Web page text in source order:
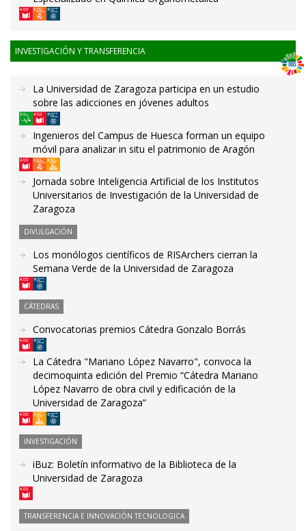
INVESTIGACIÓN Y TRANSFERENCIA
La Universidad de Zaragoza participa en un estudio
sobre las adicciones en jóvenes adultos
Ingenieros del Campus de Huesca forman un equipo
móvil para analizar in situ el patrimonio de Aragón
Jornada sobre Inteligencia Artificial de los Institutos
Universitarios de Investigación de la Universidad de
Zaragoza
DIVULGACIÓN
Los monólogos científicos de RISArchers cierran la
Semana Verde de la Universidad de Zaragoza
CÁTEDRAS
Convocatorias premios Cátedra Gonzalo Borrás
La Cátedra "Mariano López Navarro", convoca la
decimoquinta edición del Premio “Cátedra Mariano
López Navarro de obra civil y edificación de la
Universidad de Zaragoza”
INVESTIGACIÓN
iBuz: Boletín informativo de la Biblioteca de la
Universidad de Zaragoza
TRANSFERENCIA E INNOVACIÓN TECNOLOGICA